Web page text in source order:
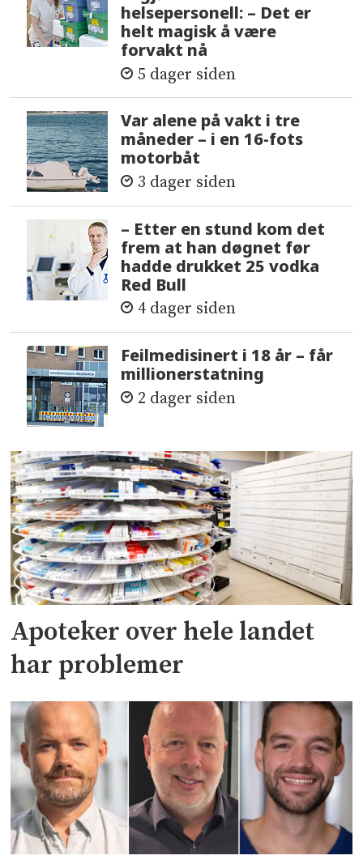
helsepersonell: – Det er
helt magisk å være
forvakt nå
5 dager siden
Var alene på vakt i tre
måneder – i en 16-fots
motorbåt
3 dager siden
– Etter en stund kom det
frem at han døgnet før
hadde drukket 25 vodka
Red Bull
4 dager siden
Feilmedisinert i 18 år – får
millionerstatning
2 dager siden
Apoteker over hele landet
har problemer